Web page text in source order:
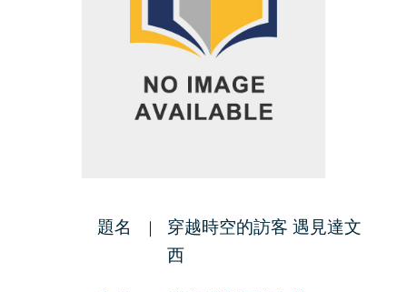
題名
穿越時空的訪客 遇見達文
西